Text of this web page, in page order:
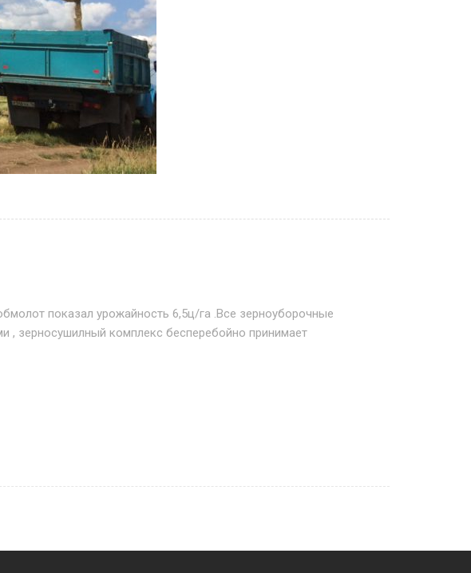
показал урожайность 6,5ц/га .Все зерноуборочные
, зерносушилный комплекс бесперебойно принимает